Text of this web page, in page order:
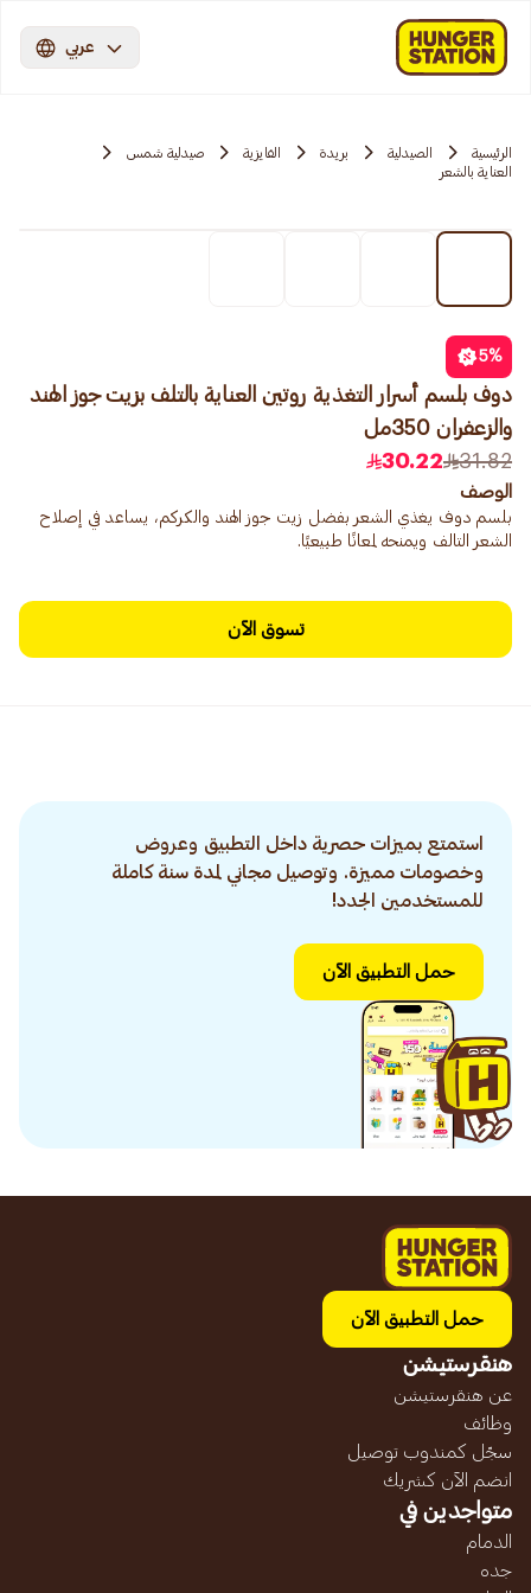
عربي
الرئيسية الصيدلية بريدة الفايزية
صيدلية شمس
العناية بالشعر
5%
دوف بلسم أسرار التغذية روتين العناية بالتلف بزيت جوز الهند
والزعفران 350مل
31.82
30.22
الوصف
بلسم دوف يغذي الشعر بفضل زيت جوز الهند والكركم، يساعد في إصلاح
الشعر التالف ويمنحه لمعانًا طبيعيًا.
تسوق الآن
استمتع بميزات حصرية داخل التطبيق وعروض
وخصومات مميزة. وتوصيل مجاني لمدة سنة كاملة
للمستخدمين الجدد!
حمل التطبيق الآن
حمل التطبيق الآن
هنقرستيشن
عن هنقرستيشن
وظائف
سجّل كمندوب توصيل
انضم الآن كشريك
متواجدين في
الدمام
جده